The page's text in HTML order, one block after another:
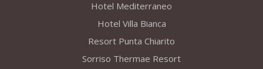
Hotel Mediterraneo
Hotel Villa Bianca
Resort Punta Chiarito
Sorriso Thermae Resort